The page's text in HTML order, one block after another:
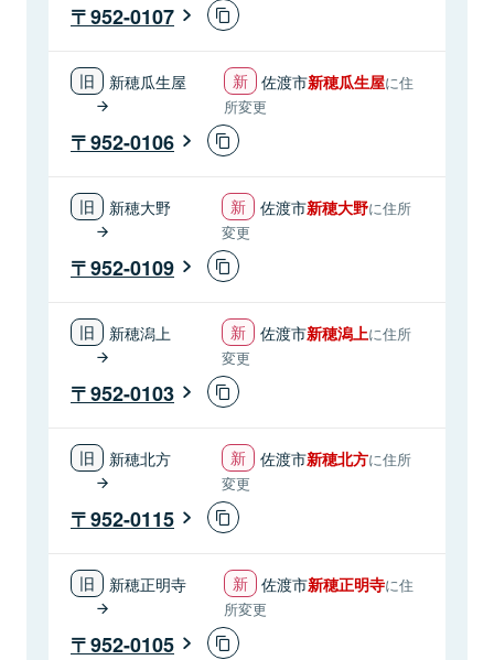
952-0107
新穂瓜生屋 佐渡市新穂瓜生屋に住
所変更
952-0106
新穂大野 佐渡市新穂大野に住所
変更
952-0109
新穂潟上 佐渡市新穂潟上に住所
変更
952-0103
新穂北方 佐渡市新穂北方に住所
変更
952-0115
新穂正明寺 佐渡市新穂正明寺に住
所変更
952-0105